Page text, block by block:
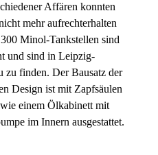
Affären konnten
mehr aufrechterhalten
Minol-Tankstellen sind
und sind in Leipzig-
zu finden. Der Bausatz der
Design ist mit Zapfsäulen
einem Ölkabinett mit
im Innern ausgestattet.